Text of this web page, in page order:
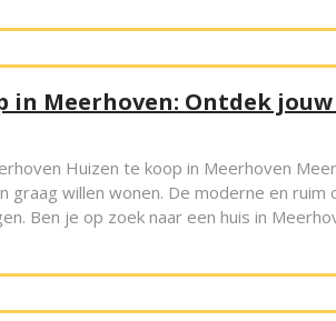
in Meerhoven: Ontdek
Huizen te koop in Meerhoven
graag willen wonen. De moderne en
Ben je op zoek naar een huis in